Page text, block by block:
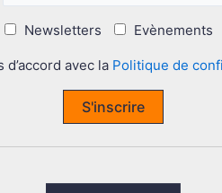
Newsletters Evènements
avec la Politique de
S'inscrire